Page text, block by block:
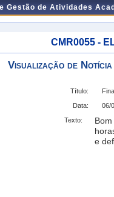
Gestão de Atividades
CMR0055 -
Visualização de Notícia
Título:
Data:
06/
Texto:
e